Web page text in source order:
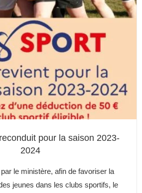
pour la saison 2023-
2024
le ministère, afin de favoriser la
jeunes dans les clubs sportifs, le